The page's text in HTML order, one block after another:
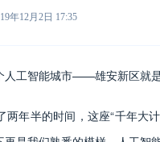
年12月2日 17:35
工智能城市——雄安新区就是
两年半的时间，这座“千年大